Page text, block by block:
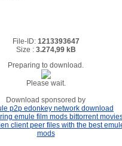
File-ID: 1213393647
Size : 3.274,99 kB
Preparing to download.
Please wait.
Download sponsored by